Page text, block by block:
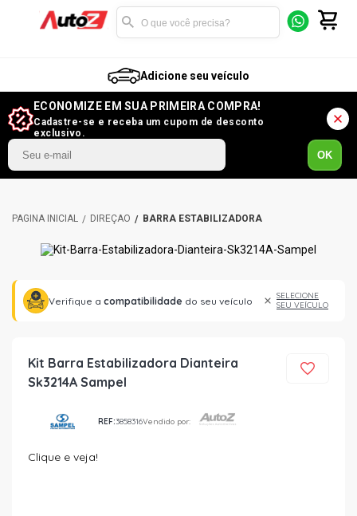
Adicione seu veículo
ECONOMIZE EM SUA PRIMEIRA COMPRA!
Cadastre-se e receba um cupom de desconto
exclusivo.
OK
DIREÇÃO BARRA ESTABILIZADORA
Verifique a compatibilidade do seu veículo
SELECIONE
SEU VEÍCULO
Kit Barra Estabilizadora Dianteira
Sk3214A Sampel
REF:3858316Vendido por:
Clique e veja!